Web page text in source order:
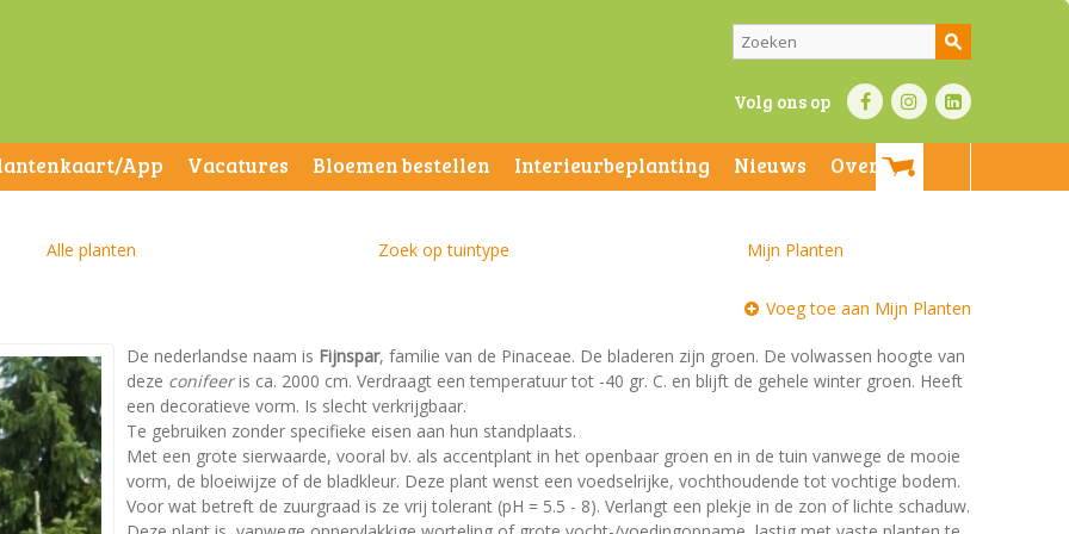
Volg ons op
App Vacatures Bloemen bestellen Interieurbeplanting Nieuws
Over ons
Alle planten Zoek op tuintype Mijn Planten
Voeg toe aan Mijn Planten
De nederlandse naam is Fijnspar, familie van de Pinaceae. De bladeren zijn groen. De volwassen hoogte van
deze conifeeris ca. 2000 cm. Verdraagt een temperatuur tot -40 gr. C. en blijft de gehele winter groen. Heeft
een decoratieve vorm. Is slecht verkrijgbaar.
Te gebruiken zonder specifieke eisen aan hun standplaats.
Met een grote sierwaarde, vooral bv. als accentplant in het openbaar groen en in de tuin vanwege de mooie
vorm, de bloeiwijze of de bladkleur. Deze plant wenst een voedselrijke, vochthoudende tot vochtige bodem.
Voor wat betreft de zuurgraad is ze vrij tolerant (pH = 5.5 - 8). Verlangt een plekje in de zon of lichte schaduw.